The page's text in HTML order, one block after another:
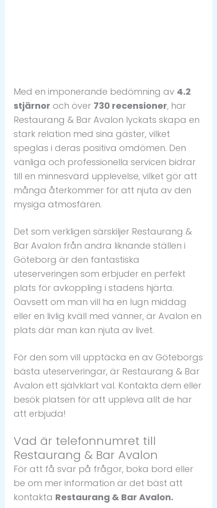
Med en imponerande bedömning av 4.2
stjärnor och över 730 recensioner, har
Restaurang & Bar Avalon lyckats skapa en
stark relation med sina gäster, vilket
speglas i deras positiva omdömen. Den
vänliga och professionella servicen bidrar
till en minnesvärd upplevelse, vilket gör att
många återkommer för att njuta av den
mysiga atmosfären.
Det som verkligen särskiljer Restaurang &
Bar Avalon från andra liknande ställen i
Göteborg är den fantastiska
uteserveringen som erbjuder en perfekt
plats för avkoppling i stadens hjärta.
Oavsett om man vill ha en lugn middag
eller en livlig kväll med vänner, är Avalon en
plats där man kan njuta av livet.
För den som vill upptäcka en av Göteborgs
bästa uteserveringar, är Restaurang & Bar
Avalon ett självklart val. Kontakta dem eller
besök platsen för att uppleva allt de har
att erbjuda!
Vad är telefonnumret till
Restaurang & Bar Avalon
För att få svar på frågor, boka bord eller
be om mer information är det bäst att
kontakta Restaurang & Bar Avalon.